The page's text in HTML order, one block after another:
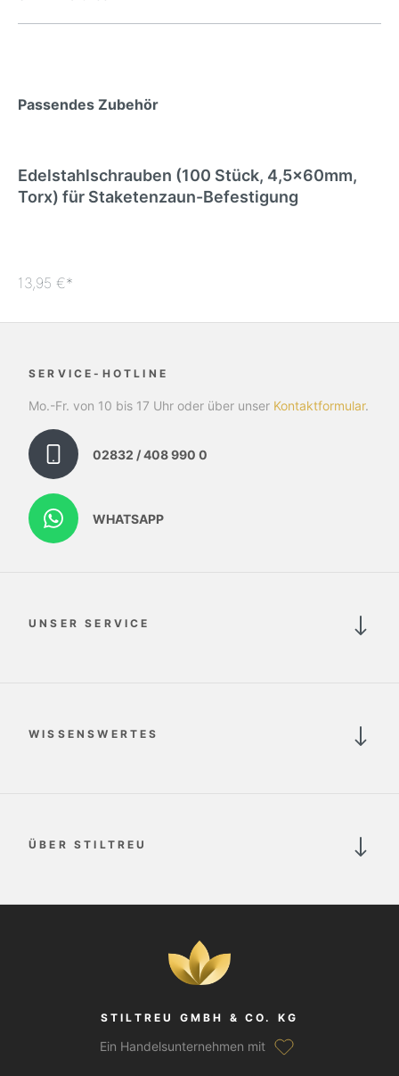
Passendes Zubehör
Edelstahlschrauben (100 Stück, 4,5x60mm,
Torx) für Staketenzaun-Befestigung
13,95 €*
SERVICE-HOTLINE
Mo.-Fr. von 10 bis 17 Uhr oder über unser Kontaktformular.
02832 / 408 990 0
WHATSAPP
UNSER SERVICE
WISSENSWERTES
ÜBER STILTREU
STILTREU GMBH & CO. KG
Ein Handelsunternehmen mit